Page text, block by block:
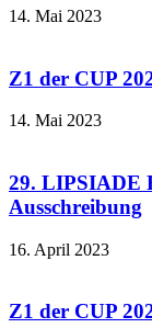
14. Mai 2023
Z1 der CUP
14. Mai 2023
29. LIP­SIA­DE
Ausschreibung
16. April 2023
Z1 der CUP